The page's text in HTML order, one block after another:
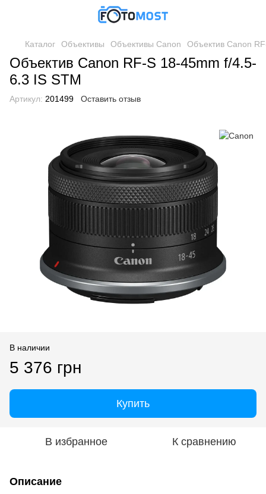
Каталог Объективы Объективы Canon Объектив Canon
Объектив Canon RF-S 18-45mm f/4.5-
6.3 IS STM
Артикул: 201499 Оставить отзыв
В наличии
5 376 грн
Купить
В избранное К сравнению
Описание